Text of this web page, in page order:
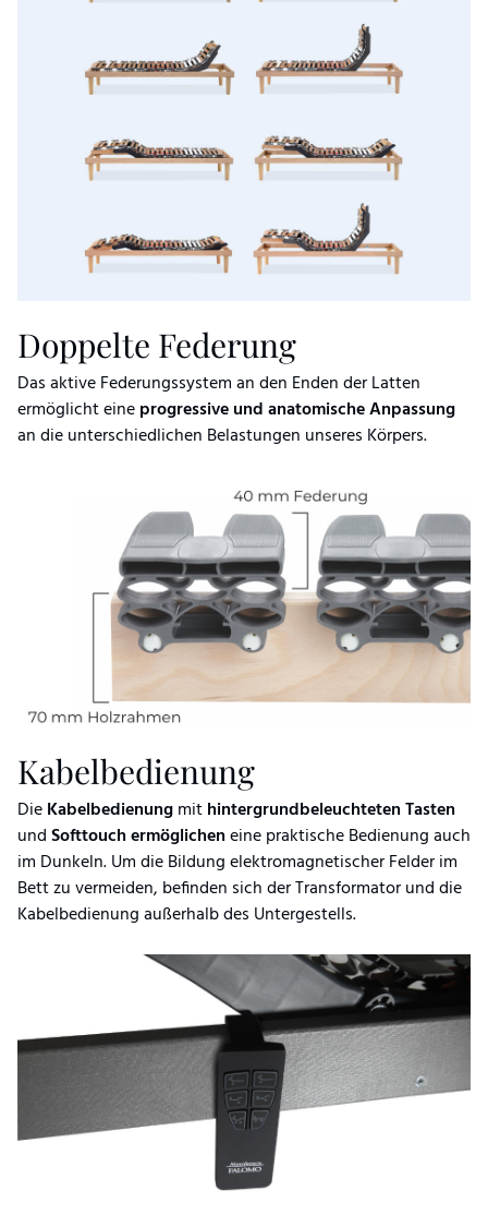
Doppelte Federung
Das aktive Federungssystem an den Enden der Latten
ermöglicht eineprogressive und anatomische Anpassung
an die unterschiedlichen Belastungen unseres Körpers.
Kabelbedienung
DieKabelbedienungmithintergrundbeleuchteten Tasten
undSofttouch ermöglicheneine praktische Bedienung auch
im Dunkeln. Um die Bildung elektromagnetischer Felder im
Bett zu vermeiden, befinden sich der Transformator und die
Kabelbedienung außerhalb des Untergestells.